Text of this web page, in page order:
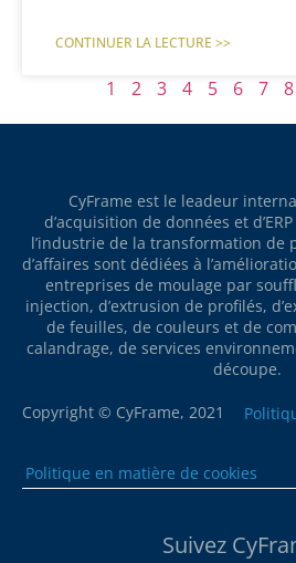
CONTINUER LA LECTURE >>
1 2 3 4 5 6 7 8
CyFrame est le leadeur
d’acquisition de données et
l’industrie de la transformation de
d’affaires sont dédiées à
entreprises de moulage par
injection, d’extrusion de profilés,
de feuilles, de couleurs et de
calandrage, de services
découpe.
Copyright © CyFrame, 2021
Politique en matière de cookies
Suivez